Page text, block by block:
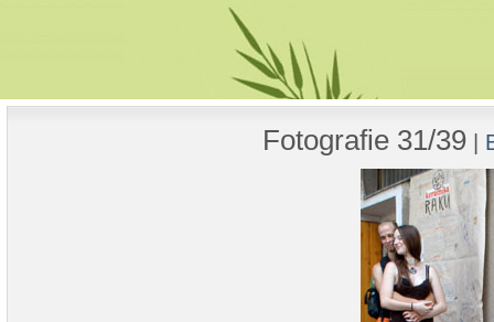
Fotografie 31/39 |